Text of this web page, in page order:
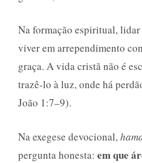
Na formação espiritual,
viver em arrependimento
graça. A vida cristã não é
trazê-lo à luz, onde há
João 1:7–9).
Na exegese devocional,
pergunta honesta: em que